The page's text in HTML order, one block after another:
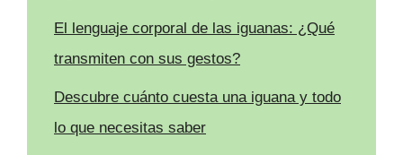
El lenguaje corporal de las iguanas: ¿Qué
transmiten con sus gestos?
Descubre cuánto cuesta una iguana y todo
lo que necesitas saber